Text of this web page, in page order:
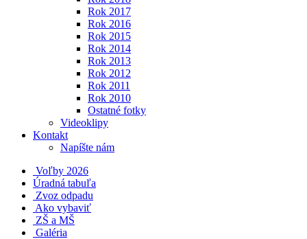
Rok 2017
Rok 2016
Rok 2015
Rok 2014
Rok 2013
Rok 2012
Rok 2011
Rok 2010
Ostatné fotky
Videoklipy
Kontakt
Napíšte nám
Voľby 2026
Úradná tabuľa
Zvoz odpadu
Ako vybaviť
ZŠ a MŠ
Galéria